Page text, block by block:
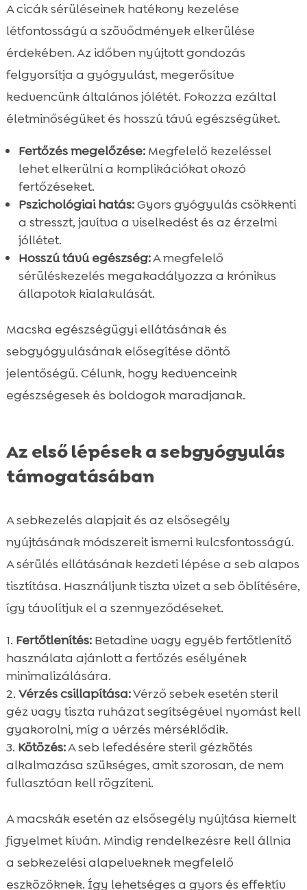
A cicák sérüléseinek hatékony kezelése
létfontosságú a szövődmények elkerülése
érdekében. Az időben nyújtott gondozás
felgyorsítja a gyógyulást, megerősítve
kedvencünk általános jólétét. Fokozza ezáltal
életminőségüket és hosszú távú egészségüket.
Fertőzés megelőzése:Megfelelő kezeléssel
lehet elkerülni a komplikációkat okozó
fertőzéseket.
Pszichológiai hatás:Gyors gyógyulás csökkenti
a stresszt, javítva a viselkedést és az érzelmi
jóllétet.
Hosszú távú egészség:A megfelelő
sérüléskezelés megakadályozza a krónikus
állapotok kialakulását.
Macska egészségügyi ellátásának és
sebgyógyulásának elősegítése döntő
jelentőségű. Célunk, hogy kedvenceink
egészségesek és boldogok maradjanak.
Az első lépések a sebgyógyulás
támogatásában
A sebkezelés alapjait és az elsősegély
nyújtásának módszereit ismerni kulcsfontosságú.
A sérülés ellátásának kezdeti lépése a seb alapos
tisztítása. Használjunk tiszta vizet a seb öblítésére,
így távolítjuk el a szennyeződéseket.
Fertőtlenítés:Betadine vagy egyéb fertőtlenítő
használata ajánlott a fertőzés esélyének
minimalizálására.
Vérzés csillapítása:Vérző sebek esetén steril
géz vagy tiszta ruházat segítségével nyomást kell
gyakorolni, míg a vérzés mérséklődik.
Kötözés:A seb lefedésére steril gézkötés
alkalmazása szükséges, amit szorosan, de nem
fullasztóan kell rögzíteni.
A macskák esetén az elsősegély nyújtása kiemelt
figyelmet kíván. Mindig rendelkezésre kell állnia
a sebkezelési alapelveknek megfelelő
eszközöknek. Így lehetséges a gyors és effektív